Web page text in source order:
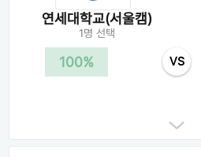
연세대학교(서울캠)
1명 선택
100% VS